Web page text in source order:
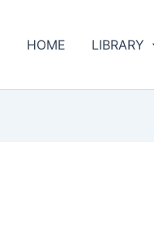
HOME LIBRARY